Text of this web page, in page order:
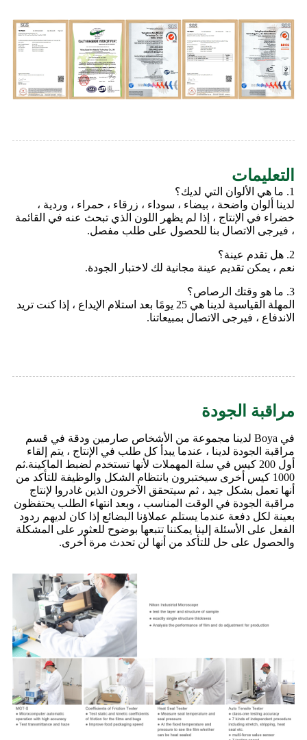
التعليمات
1. ما هي الألوان التي لديك؟
لدينا ألوان واضحة ، بيضاء ، سوداء ، زرقاء ، حمراء ، وردية ،
خضراء في الإنتاج ، إذا لم يظهر اللون الذي تبحث عنه في القائمة
، فيرجى الاتصال بنا للحصول على طلب مفصل.
2. هل تقدم عينة؟
نعم ، يمكن تقديم عينة مجانية لك لاختبار الجودة.
3. ما هو وقتك الرصاص؟
المهلة القياسية لدينا هي 25 يومًا بعد استلام الإيداع ، إذا كنت تريد
الاندفاع ، فيرجى الاتصال بمبيعاتنا.
مراقبة الجودة
في Boya لدينا مجموعة من الأشخاص صارمين ودقة في قسم
مراقبة الجودة لدينا ، عندما يبدأ كل طلب في الإنتاج ، يتم إلقاء
أول 200 كيس في سلة المهملات لأنها تستخدم لضبط الماكينة.ثم
1000 كيس أخرى سيختبرون بانتظام الشكل والوظيفة للتأكد من
أنها تعمل بشكل جيد ، ثم سيتحقق الآخرون الذين غادروا لإنتاج
مراقبة الجودة في الوقت المناسب ، وبعد انتهاء الطلب يحتفظون
بعينة لكل دفعة عندما يستلم عملاؤنا البضائع إذا كان لديهم ردود
الفعل على الأسئلة إلينا يمكننا تتبعها بوضوح للعثور على المشكلة
والحصول على حل للتأكد من أنها لن تحدث مرة أخرى.